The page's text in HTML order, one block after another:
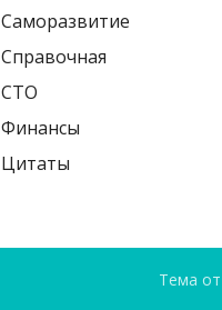
Саморазвитие
Справочная
СТО
Финансы
Цитаты
Тема от